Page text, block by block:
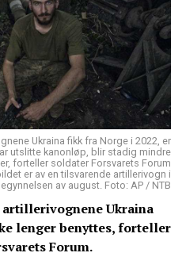
Ukraina fikk fra Norge i 2022, er
utslitte kanonløp, blir stadig mindre
forteller soldater Forsvarets Forum
er av en tilsvarende artillerivogn i
av august. Foto: AP / NTB
artillerivognene Ukraina
lenger benyttes, forteller
Forum.